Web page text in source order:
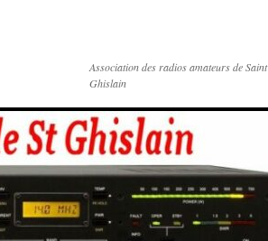
Association des radios amateurs de Saint
Ghislain